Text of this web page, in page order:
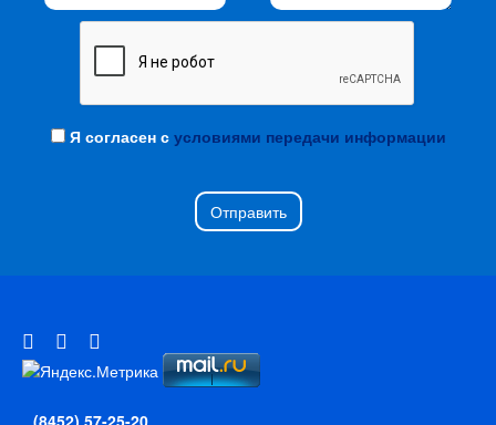
Я согласен с условиями передачи информации
Отправить